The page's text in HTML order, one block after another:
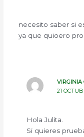
necesito saber si
ya que quioero
VIRGINIA
21
Hola Julita.
Si quieres